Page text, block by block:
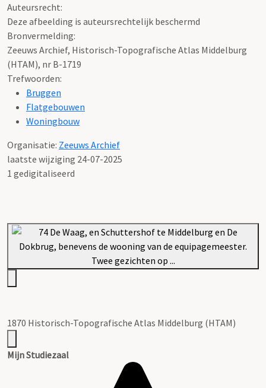
Auteursrecht:
Deze afbeelding is auteursrechtelijk beschermd
Bronvermelding:
Zeeuws Archief, Historisch-Topografische Atlas Middelburg
(HTAM), nr B-1719
Trefwoorden:
Bruggen
Flatgebouwen
Woningbouw
Organisatie: Zeeuws Archief
laatste wijziging 24-07-2025
1 gedigitaliseerd
1870 Historisch-Topografische Atlas Middelburg (HTAM)
Mijn Studiezaal